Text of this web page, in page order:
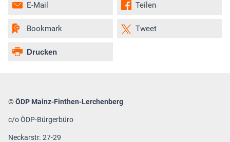
Teilen
Tweet
E-Mail
Bookmark
Drucken
© ÖDP Mainz-Finthen-Lerchenberg
c/o ÖDP-Bürgerbüro
Neckarstr. 27-29